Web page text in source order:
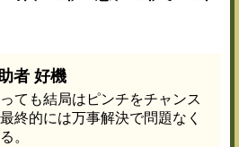
者 好機
ても結局はピンチをチャンス
終的には万事解決で問題なく
。